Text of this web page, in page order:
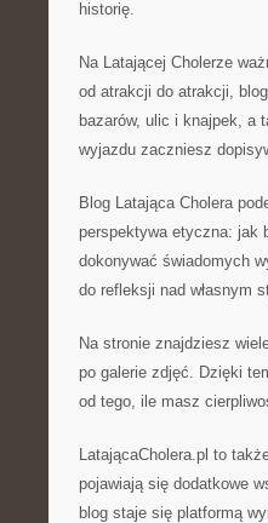
historię.
Na Latającej Cholerze
od atrakcji do atrakcji,
bazarów, ulic i knajpek, a
wyjazdu zaczniesz
Blog Latająca Cholera
perspektywa etyczna: jak
dokonywać świadomych
do refleksji nad własnym
Na stronie znajdziesz
po galerie zdjęć. Dzięki
od tego, ile masz
LatającaCholera.pl to
pojawiają się dodatkowe
blog staje się platformą